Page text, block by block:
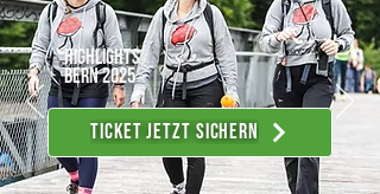
Highlights
BERN 2025
Ticket jetzt sichern